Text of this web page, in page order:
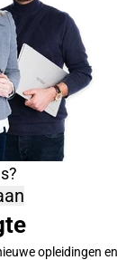
opleidingen